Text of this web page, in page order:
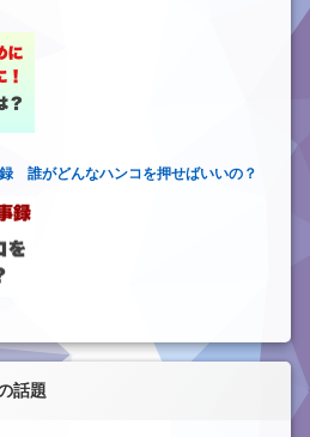
録 誰がどんなハンコを押せばいいの？
話題